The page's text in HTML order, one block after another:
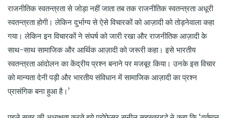
राजनीतिक स्वतन्त्रता से जोड़ा नहीं जाता तब तक राजनीतिक स्वतन्त्रता अधूरी
स्वतन्त्रता होगी। लेकिन दुर्भाग्य से ऐसे विचारकों को आज़ादी को तोड़नेवाला कहा
गया। लेकिन इन विचारकों ने संघर्ष को जारी रखा और राजनीतिक आज़ादी के
साथ-साथ सामाजिक और आर्थिक आज़ादी को जरूरी कहा। इसे भारतीय
स्वतन्त्रता आंदोलन का केंद्रीय प्रश्न बनाने पर मजबूर किया। उनके इस विचार
को मान्यता देनी पड़ी और भारतीय संविधान में सामाजिक आज़ादी का प्रश्न
प्रासंगिक बना हुआ है।’